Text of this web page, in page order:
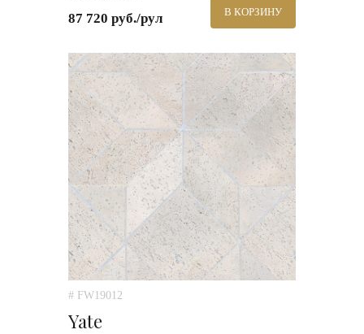
87 720 руб./рул В КОРЗИНУ
# FW19012
Yate